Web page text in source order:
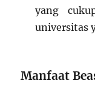
yang
universitas
Manfaat